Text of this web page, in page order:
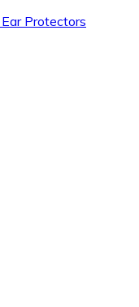
Protectors